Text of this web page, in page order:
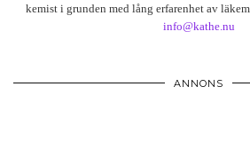
kemist i grunden med lång erfarenhet av
info@kathe.nu
ANNONS